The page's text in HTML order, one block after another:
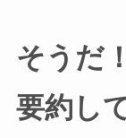
そうだ
要約し